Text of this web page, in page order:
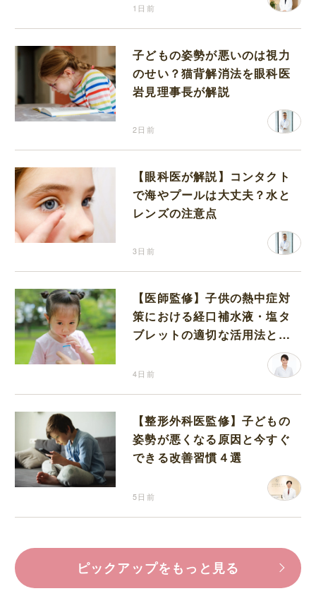
1日前
子どもの姿勢が悪いのは視力
のせい？猫背解消法を眼科医
岩見理事長が解説
2日前
【眼科医が解説】コンタクト
で海やプールは大丈夫？水と
レンズの注意点
3日前
【医師監修】子供の熱中症対
策における経口補水液・塩タ
ブレットの適切な活用法と水
4日前
【整形外科医監修】子どもの
姿勢が悪くなる原因と今すぐ
できる改善習慣４選
5日前
ピックアップをもっと見る